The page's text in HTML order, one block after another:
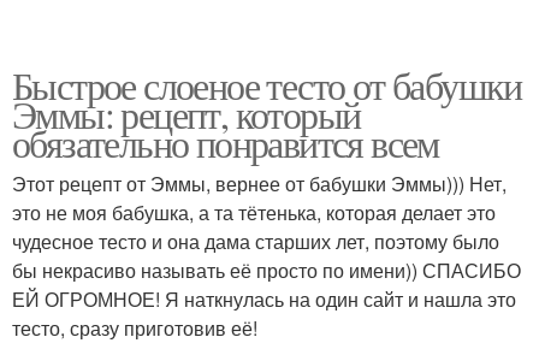
Быстрое слоеное тесто от бабушки
Эммы: рецепт, который
обязательно понравится всем
Этот рецепт от Эммы, вернее от бабушки Эммы))) Нет,
это не моя бабушка, а та тётенька, которая делает это
чудесное тесто и она дама старших лет, поэтому было
бы некрасиво называть её просто по имени)) СПАСИБО
ЕЙ ОГРОМНОЕ! Я наткнулась на один сайт и нашла это
тесто, сразу приготовив её!